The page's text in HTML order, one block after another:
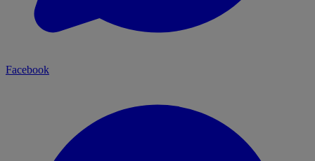
Facebook